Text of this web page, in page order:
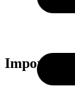
Importante: